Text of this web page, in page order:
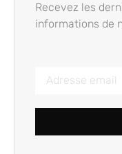
Recevez les
informations de